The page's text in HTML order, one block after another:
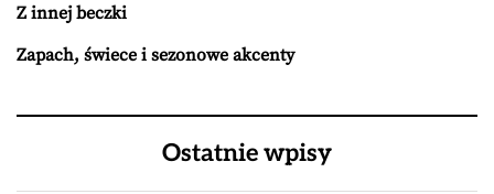
Z innej beczki
Zapach, świece i sezonowe akcenty
Ostatnie wpisy